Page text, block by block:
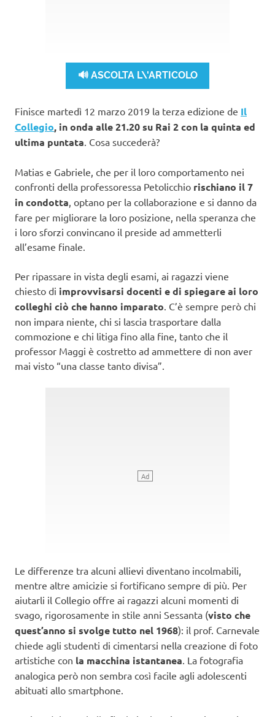
🔊 ASCOLTA L\'ARTICOLO
Finisce martedì 12 marzo 2019 la terza edizione de Il
Collegio, in onda alle 21.20 su Rai 2 con la quinta ed
ultima puntata . Cosa succederà?
Matias e Gabriele, che per il loro comportamento nei
confronti della professoressa Petolicchio rischiano il 7
in condotta , optano per la collaborazione e si danno da
fare per migliorare la loro posizione, nella speranza che
i loro sforzi convincano il preside ad ammetterli
all’esame finale.
Per ripassare in vista degli esami, ai ragazzi viene
chiesto di improvvisarsi docenti e di spiegare ai loro
colleghi ciò che hanno imparato . C’è sempre però chi
non impara niente, chi si lascia trasportare dalla
commozione e chi litiga fino alla fine, tanto che il
professor Maggi è costretto ad ammettere di non aver
mai visto “una classe tanto divisa”.
Le differenze tra alcuni allievi diventano incolmabili,
mentre altre amicizie si fortificano sempre di più. Per
aiutarli il Collegio offre ai ragazzi alcuni momenti di
svago, rigorosamente in stile anni Sessanta (visto che
quest’anno si svolge tutto nel 1968): il prof. Carnevale
chiede agli studenti di cimentarsi nella creazione di foto
artistiche con la macchina istantanea . La fotografia
analogica però non sembra così facile agli adolescenti
abituati allo smartphone.